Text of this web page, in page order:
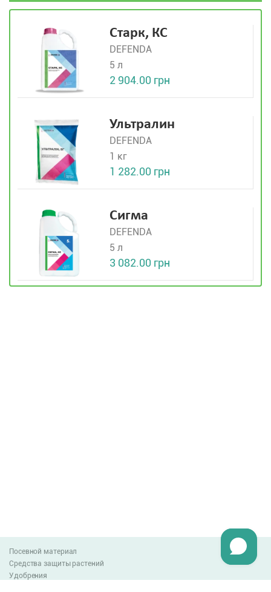
Старк, КС
DEFENDA
5 л
2 904.00 грн
Ультралин
DEFENDA
1 кг
1 282.00 грн
Сигма
DEFENDA
5 л
3 082.00 грн
Посевной материал
Средства защиты растений
Удобрения